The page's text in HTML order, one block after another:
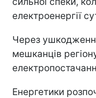
електроенергії
Через
мешканців
Енергетики